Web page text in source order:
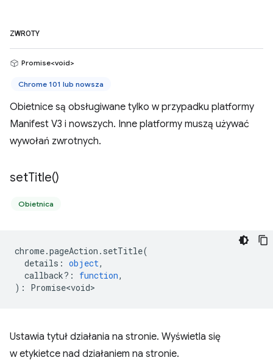
ZWROTY
Promise<void>
Chrome 101 lub nowsza
Obietnice są obsługiwane tylko w przypadku platformy
Manifest V3 i nowszych. Inne platformy muszą używać
wywołań zwrotnych.
setTitle()
Obietnica
chrome.pageAction . setTitle(
details : object,
callback? : function,
) : Promise<void>
Ustawia tytuł działania na stronie. Wyświetla się
w etykietce nad działaniem na stronie.